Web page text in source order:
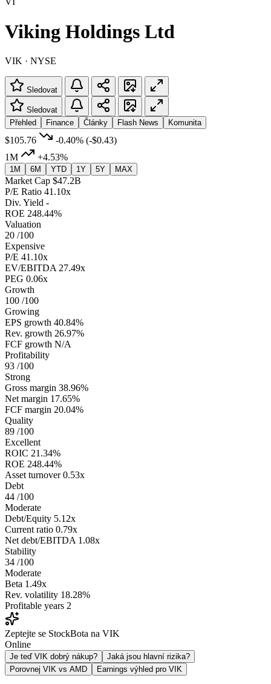
Viking Holdings Ltd
VIK · NYSE
Sledovat
Sledovat
Přehled
Finance Články Flash News Komunita
$105.76 -0.40% (-$0.43)
1M
+4.53%
1M 6M YTD 1Y 5Y MAX
Market Cap $47.2B
P/E Ratio 41.10x
Div. Yield -
ROE 248.44%
Valuation
20 /100
Expensive
P/E 41.10x
EV/EBITDA 27.49x
PEG 0.06x
Growth
100 /100
Growing
EPS growth 40.84%
Rev. growth 26.97%
FCF growth N/A
Profitability
93 /100
Strong
Gross margin 38.96%
Net margin 17.65%
FCF margin 20.04%
Quality
89 /100
Excellent
ROIC 21.34%
ROE 248.44%
Asset turnover 0.53x
Debt
44 /100
Moderate
Debt/Equity 5.12x
Current ratio 0.79x
Net debt/EBITDA 1.08x
Stability
34 /100
Moderate
Beta 1.49x
Rev. volatility 18.28%
Profitable years 2
Zeptejte se StockBota na VIK
Online
Je teď VIK dobrý nákup?
Jaká jsou hlavní rizika?
Porovnej VIK vs AMD
Earnings výhled pro VIK